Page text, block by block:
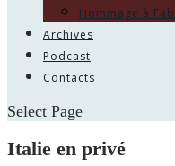
Hommage à
Archives
Podcast
Contacts
Select Page
Italie en privé